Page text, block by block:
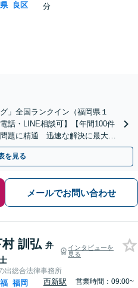
県
良区
分
」全国ランクイン（福岡県１
話・LINE相談可】【年間100件
題に精通 迅速な解決に最大限
取扱経験】
を見る
メールでお問い合わせ
村 訓弘 弁
インタビューを
見る
出総合法律事務所
福 福岡
西新駅
営業時間：09:00~